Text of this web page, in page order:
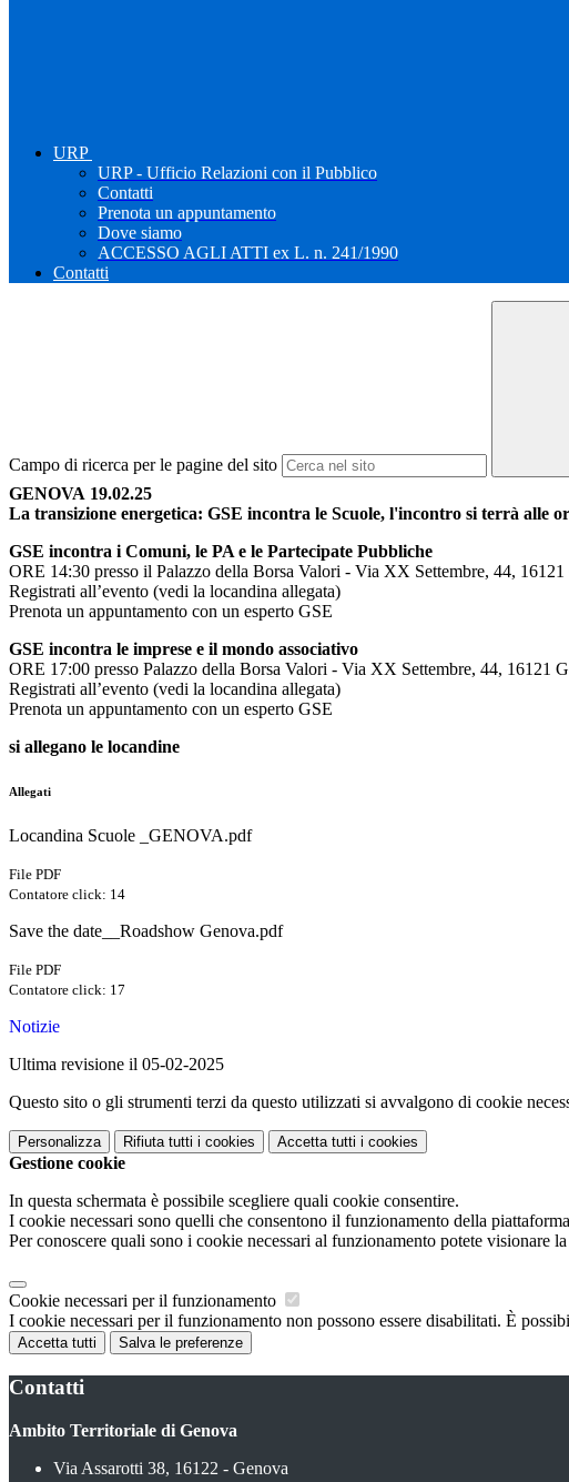
URP
URP - Ufficio Relazioni con il Pubblico
Contatti
Prenota un appuntamento
Dove siamo
ACCESSO AGLI ATTI ex L. n. 241/1990
Contatti
Campo di ricerca per le pagine del sito
GENOVA 19.02.25
La transizione energetica: GSE incontra le Scuole, l'incontro si terrà
GSE incontra i Comuni, le PA e le Partecipate Pubbliche
ORE 14:30 presso il Palazzo della Borsa Valori - Via XX Settembre, 44, 16121
Registrati all’evento (vedi la locandina allegata)
Prenota un appuntamento con un esperto GSE
GSE incontra le imprese e il mondo associativo
ORE 17:00 presso Palazzo della Borsa Valori - Via XX Settembre, 44, 16121
Registrati all’evento (vedi la locandina allegata)
Prenota un appuntamento con un esperto GSE
si allegano le locandine
Allegati
Locandina Scuole _GENOVA.pdf
File PDF
Contatore click: 14
Save the date__Roadshow Genova.pdf
File PDF
Contatore click: 17
Notizie
Ultima revisione il 05-02-2025
Questo sito o gli strumenti terzi da questo utilizzati si avvalgono di cookie
Personalizza Rifiuta tutti i cookies Accetta tutti i cookies
Gestione cookie
In questa schermata è possibile scegliere quali cookie consentire.
I cookie necessari sono quelli che consentono il funzionamento della
Per conoscere quali sono i cookie necessari al funzionamento potete visionare la
Cookie necessari per il funzionamento
I cookie necessari per il funzionamento non possono essere disabilitati. È
Accetta tutti Salva le preferenze
Contatti
Ambito Territoriale di Genova
Via Assarotti 38, 16122 - Genova